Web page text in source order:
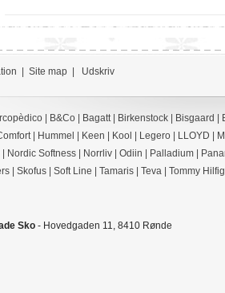
Site map Udskriv
B&Co Bagatt| Birkenstock Bisgaard
| Hummel Keen Kool Legero| LLOYD
| Nordic Softness| Norrliv| Odiin Palladium|
Skofus Soft Line Tamaris Teva Tommy
Sko - Hovedgaden 11, 8410 Rønde